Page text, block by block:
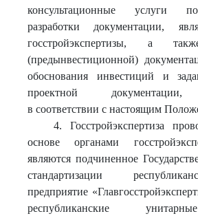
консультационные услуги
разработки документации,
госстройэкспертизы, а
(предынвестиционной)
обоснования инвестиций и
проектной документации,
в соответствии с настоящим
4. Госстройэкспертиза
основе органами
являются подчиненное
стандартизации
предприятие
республиканские